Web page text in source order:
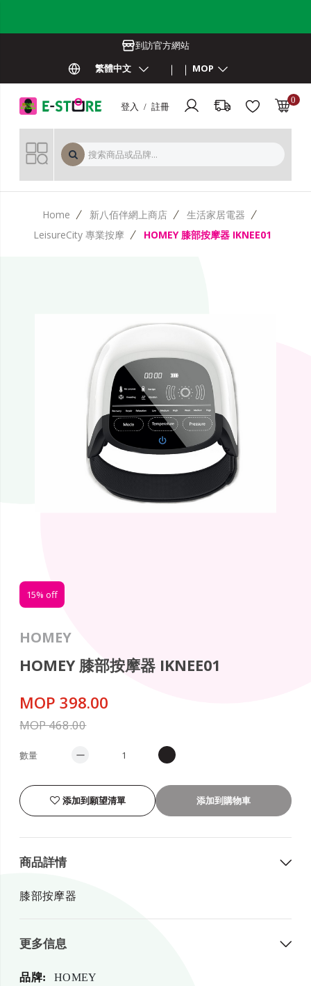
到訪官方網站
繁體中文
MOP
登入 / 註冊
0
Home 新八佰伴網上商店
生活家居電器
LeisureCity 專業按摩
HOMEY 膝部按摩器 IKNEE01
15% off
HOMEY
HOMEY 膝部按摩器 IKNEE01
MOP 398.00
MOP 468.00
數量
添加到購物車
添加到願望清單
商品詳情
膝部按摩器
更多信息
更
HOMEY